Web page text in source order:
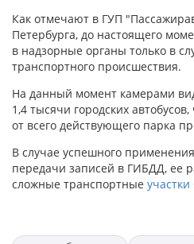
Как отмечают в ГУП
Петербурга, до настоящего
в надзорные органы только в
транспортного происшествия.
На данный момент камерами
1,4 тысячи городских
от всего действующего парка
В случае успешного
передачи записей в ГИБДД, ее
сложные транспортные